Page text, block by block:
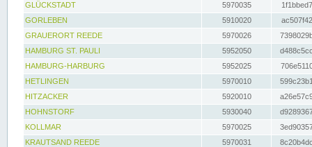
GLÜCKSTADT
5970035
GORLEBEN
5910020
GRAUERORT REEDE
5970026
HAMBURG ST. PAULI
5952050
HAMBURG-HARBURG
5952025
HETLINGEN
5970010
HITZACKER
5920010
HOHNSTORF
5930040
KOLLMAR
5970025
KRAUTSAND REEDE
5970031